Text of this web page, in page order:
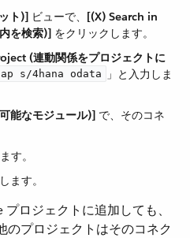
ト)] ​ ビューで、​ [(X) Search in
を検索)] ​ をクリックします。
(連動関係をプロジェクトに
s/4hana odata
​」と入力しま
能なモジュール)] ​ で、そのコネ
す。
ます。
ロジェクトに追加しても、
プロジェクトはそのコネク